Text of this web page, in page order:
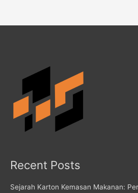
Recent Posts
Sejarah Karton Kemasan Makanan: